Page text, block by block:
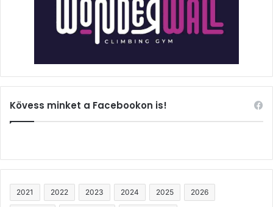
Kövess minket a Facebookon is!
2021 2022 2023 2024 2025 2026